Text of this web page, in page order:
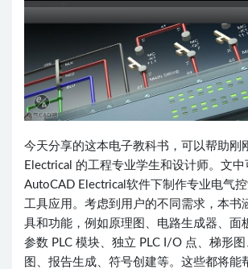
今天分享的这本电子教科书，可以帮助刚
Electrical 的工程专业学生和设计师。文中
AutoCAD Electrical软件下制作专业电气
工具应用。考虑到用户的不同需求，本书
具和功能，例如原理图、电路生成器、面
参数 PLC 模块、独立 PLC I/O 点、梯形
图、报告生成、符号创建等。这些都将能